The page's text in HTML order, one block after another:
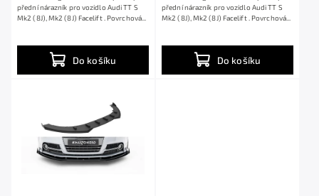
Do košíku
přední nárazník pro vozidlo Audi TT S
Mk2 (8J), Mk2 (8J) Facelift . Povrchová...
Do košíku
přední nárazník pro vozidlo Audi TT S
Mk2 (8J), Mk2 (8J) Facelift . Povrchová...